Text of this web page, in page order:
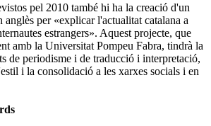
pel 2010 també hi ha la creació d'un
anglès per «explicar l'actualitat catalana a
estrangers». Aquest projecte, que
amb la Universitat Pompeu Fabra, tindrà la
de periodisme i de traducció i interpretació,
i la consolidació a les xarxes socials i en